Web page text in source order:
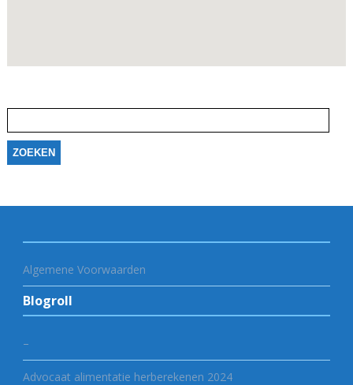
naar:
Algemene Voorwaarden
Blogroll
–
Advocaat alimentatie herberekenen 2024